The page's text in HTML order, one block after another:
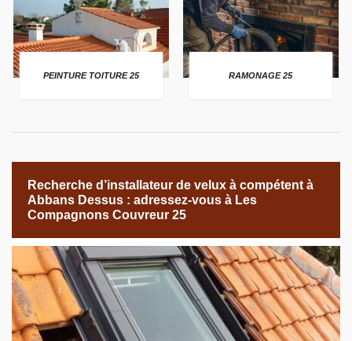
PEINTURE TOITURE 25 RAMONAGE 25
Recherche d’installateur de velux à compétent à
Abbans Dessus : adressez-vous à Les
Compagnons Couvreur 25